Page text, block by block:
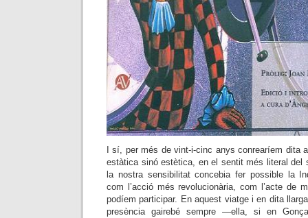
I sí, per més de vint-i-cinc anys conrearíem dita
estàtica sinó estètica, en el sentit més literal del
la nostra sensibilitat concebia fer possible la
com l’acció més revolucionària, com l’acte de
podíem participar. En aquest viatge i en dita
presència gairebé sempre —ella, si en